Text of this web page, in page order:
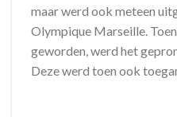
maar werd ook meteen
Olympique Marseille.
geworden, werd het
Deze werd toen ook